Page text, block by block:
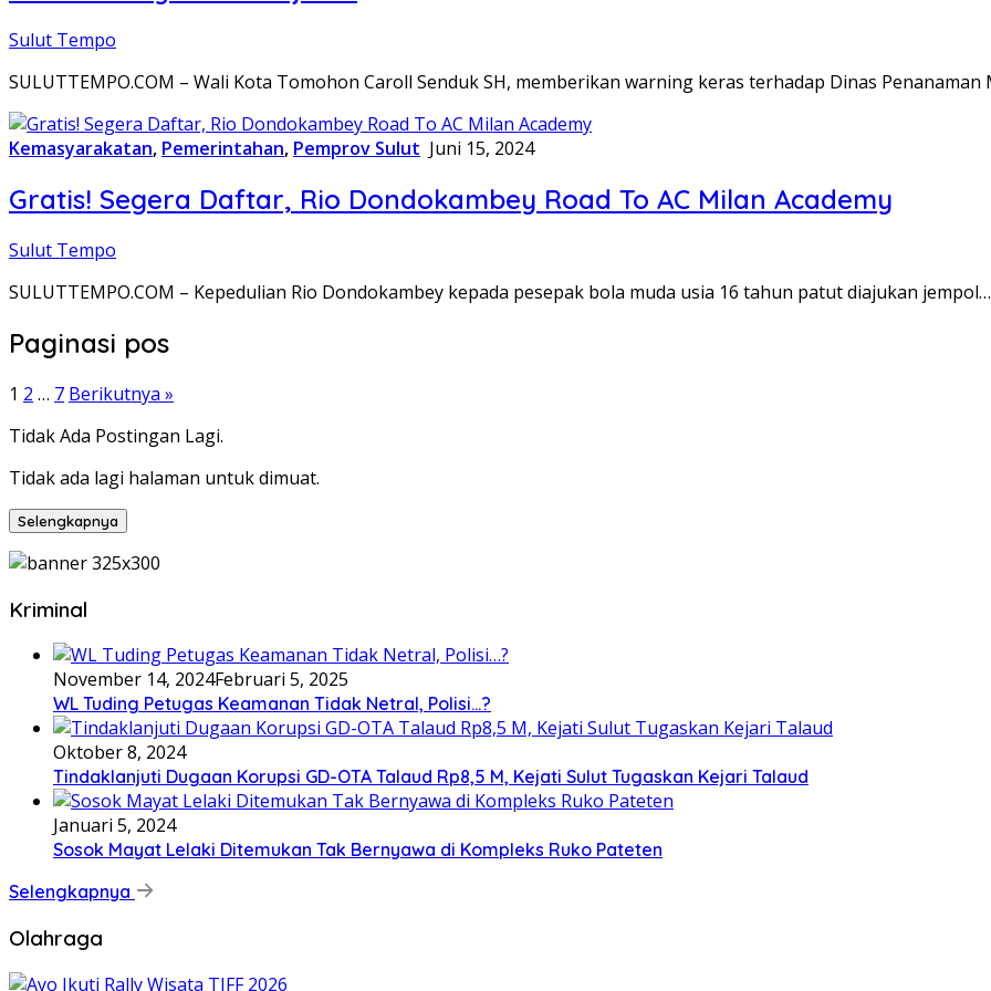
Sulut Tempo
SULUTTEMPO.COM – Wali Kota Tomohon Caroll Senduk SH, memberikan warning keras terhadap Dinas Penanaman
Kemasyarakatan, Pemerintahan, Pemprov Sulut Juni 15, 2024
Gratis! Segera Daftar, Rio Dondokambey Road To AC Milan Academy
Sulut Tempo
SULUTTEMPO.COM – Kepedulian Rio Dondokambey kepada pesepak bola muda usia 16 tahun patut diajukan
Paginasi pos
1 2 … 7 Berikutnya »
Tidak Ada Postingan Lagi.
Tidak ada lagi halaman untuk dimuat.
Selengkapnya
Kriminal
November 14, 2024Februari 5, 2025
WL Tuding Petugas Keamanan Tidak Netral, Polisi…?
Oktober 8, 2024
Tindaklanjuti Dugaan Korupsi GD-OTA Talaud Rp8,5 M, Kejati Sulut Tugaskan Kejari Talaud
Januari 5, 2024
Sosok Mayat Lelaki Ditemukan Tak Bernyawa di Kompleks Ruko Pateten
Selengkapnya
Olahraga